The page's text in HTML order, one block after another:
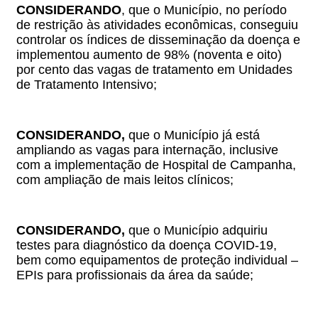
CONSIDERANDO, que o Município, no período
de restrição às atividades econômicas, conseguiu
controlar os índices de disseminação da doença e
implementou aumento de 98% (noventa e oito)
por cento das vagas de tratamento em Unidades
de Tratamento Intensivo;
CONSIDERANDO, que o Município já está
ampliando as vagas para internação, inclusive
com a implementação de Hospital de Campanha,
com ampliação de mais leitos clínicos;
CONSIDERANDO, que o Município adquiriu
testes para diagnóstico da doença COVID-19,
bem como equipamentos de proteção individual –
EPIs para profissionais da área da saúde;